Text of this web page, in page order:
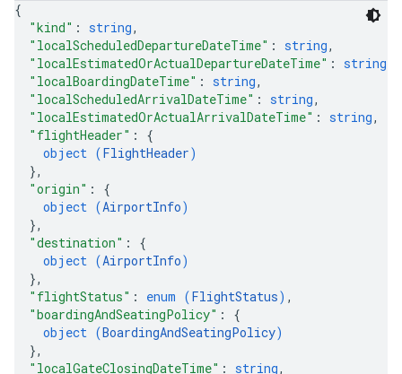
{
"kind" : string,
"localScheduledDepartureDateTime" : string,
"localEstimatedOrActualDepartureDateTime" : string
"localBoardingDateTime" : string,
"localScheduledArrivalDateTime" : string,
"localEstimatedOrActualArrivalDateTime" : string,
"flightHeader" : {
object (FlightHeader)
},
"origin" : {
object (AirportInfo)
},
"destination" : {
object (AirportInfo)
},
"flightStatus" : enum (FlightStatus) ,
"boardingAndSeatingPolicy" : {
object (BoardingAndSeatingPolicy)
},
"localGateClosingDateTime" : string,